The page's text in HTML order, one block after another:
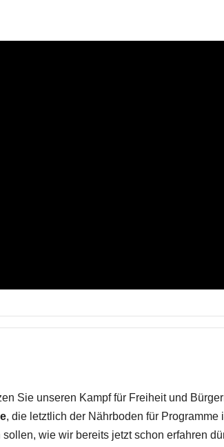
Sie unseren Kampf für Freiheit und
, die letztlich der Nährboden für Programme
sollen, wie wir bereits jetzt schon erfahren